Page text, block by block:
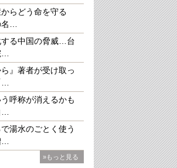
からどう命を守る
…
る中国の脅威…台
』著者が受け取っ
呼称が消えるかも
湯水のごとく使う
»もっと見る